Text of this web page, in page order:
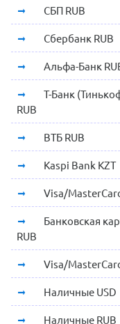
СБП RUB
Сбербанк RUB
Альфа-Банк
Т-Банк
RUB
ВТБ RUB
Kaspi Bank KZT
Visa/
Банковская
RUB
Visa/
Наличные USD
Наличные RUB